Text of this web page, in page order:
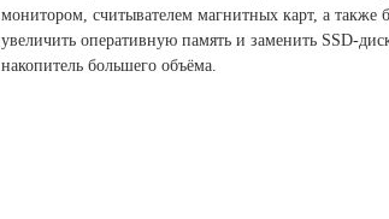
монитором, считывателем магнитных карт, а также
увеличить оперативную память и заменить SSD-
накопитель большего объёма.